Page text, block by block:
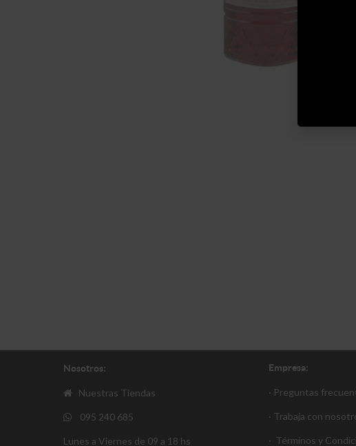
Nosotros:
Nuestras Tiendas
095 240 685
Lunes a Viernes de 09 a 18 hs
Empresa:
· Preguntas
· Trabaja con
· Términos y